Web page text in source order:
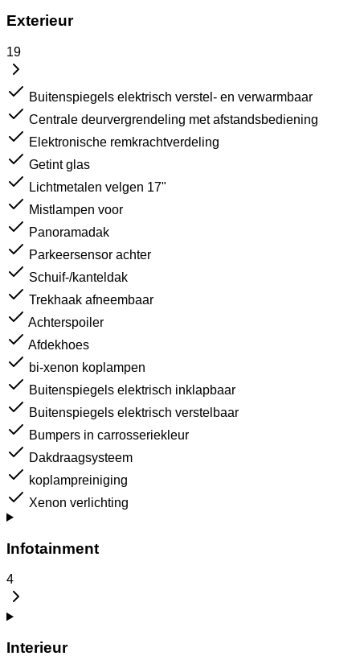
Exterieur
19
Buitenspiegels elektrisch verstel- en verwarmbaar
Centrale deurvergrendeling met afstandsbediening
Elektronische remkrachtverdeling
Getint glas
Lichtmetalen velgen 17"
Mistlampen voor
Panoramadak
Parkeersensor achter
Schuif-/kanteldak
Trekhaak afneembaar
Achterspoiler
Afdekhoes
bi-xenon koplampen
Buitenspiegels elektrisch inklapbaar
Buitenspiegels elektrisch verstelbaar
Bumpers in carrosseriekleur
Dakdraagsysteem
koplampreiniging
Xenon verlichting
Infotainment
4
Interieur